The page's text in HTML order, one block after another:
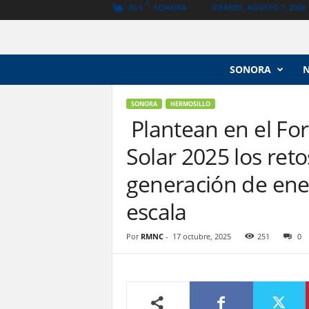
30.5 C SONORA VIERNES, AGOSTO 7, 2026
SONORA
SONORA HERMOSILLO
Plantean en el
Solar 2025 los
generación de
escala
Por RMNC- 17 octubre, 2025 251 0